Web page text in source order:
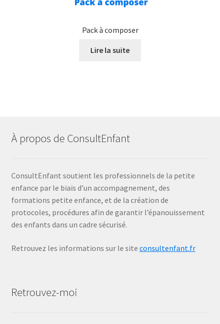
Pack à composer
Lire la suite
À propos de ConsultEnfant
ConsultEnfant soutient les professionnels de la petite
enfance par le biais d’un accompagnement, des
formations petite enfance, et de la création de
protocoles, procédures afin de garantir l’épanouissement
des enfants dans un cadre sécurisé.
Retrouvez les informations sur le site consultenfant.fr
Retrouvez-moi